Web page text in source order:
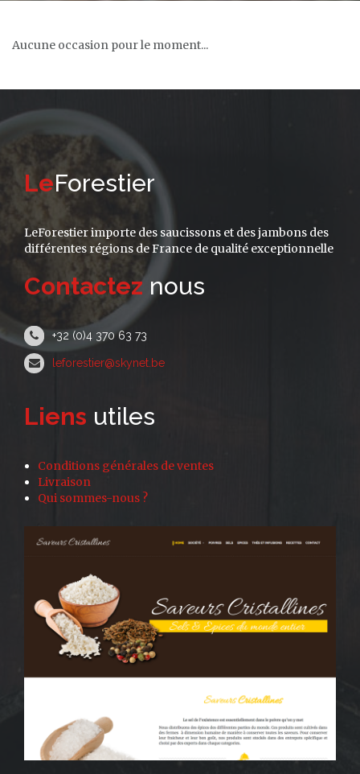
Aucune occasion pour le moment...
LeForestier
LeForestier importe des saucissons et des jambons des
différentes régions de France de qualité exceptionnelle
Contacteznous
+32 (0)4 370 63 73
leforestier@skynet.be
Liens utiles
Conditions générales de ventes
Livraison
Qui sommes-nous ?